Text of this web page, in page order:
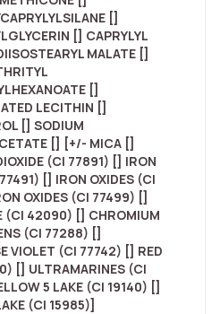
[]
[] CAPRYLYL
MALATE []
[]
LECITHIN []
[] SODIUM
[] [+/- MICA []
(CI 77891) [] IRON
[] IRON OXIDES (CI
OXIDES (CI 77499) []
(CI 42090) [] CHROMIUM
(CI 77288) []
VIOLET (CI 77742) [] RED
[] ULTRAMARINES (CI
5 LAKE (CI 19140) []
(CI 15985)]